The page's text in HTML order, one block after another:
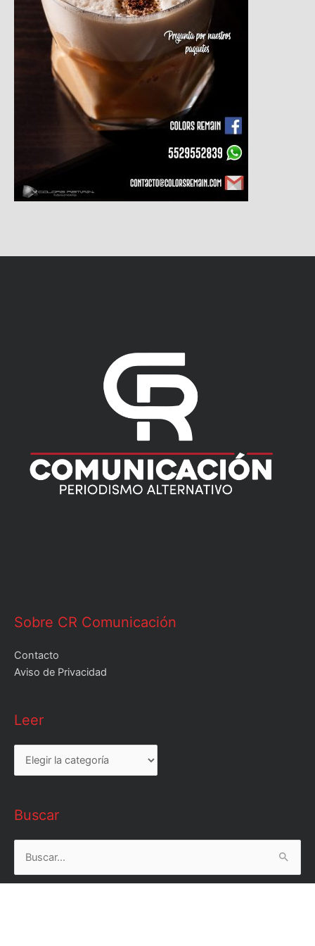
Sobre CR Comunicación
Contacto
Aviso de Privacidad
Leer
Leer
Buscar
Buscar
por: